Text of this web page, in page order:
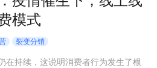
有赞专家说
新零售最佳实践
模式
裂变分销
在持续，这说明消费者行为发生了根